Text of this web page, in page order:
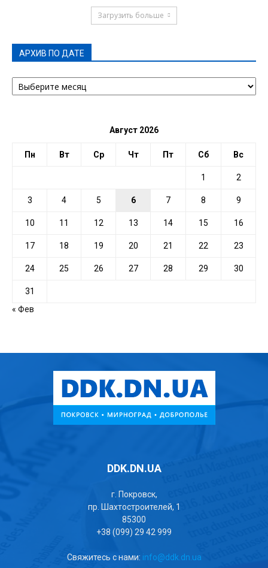
Загрузить больше
АРХИВ ПО ДАТЕ
АРХИВ
ПО
Август 2026
Пн Вт Ср Чт Пт Сб Вс
1 2
3 4 5 6 7 8 9
10 11 12 13 14 15 16
17 18 19 20 21 22 23
24 25 26 27 28 29 30
31
« Фев
DDK.DN.UA
г. Покровск,
пр. Шахтостроителей, 1
85300
+38 (099) 29 42 999
Свяжитесь с нами: info@ddk.dn.ua